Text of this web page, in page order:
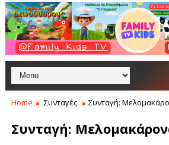
Home Συνταγές Συνταγή:
Συνταγή: